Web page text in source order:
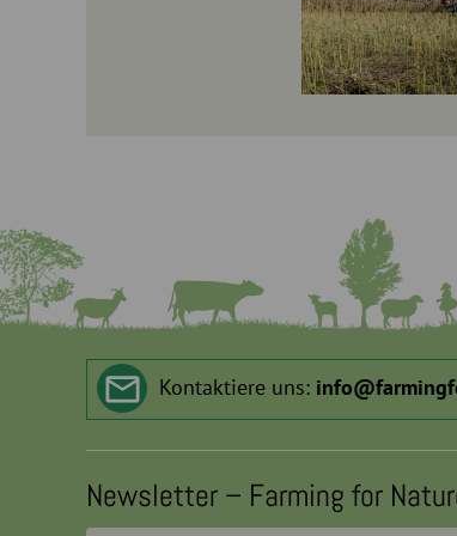
Kontaktiere uns: info@
Newsletter – Farming for